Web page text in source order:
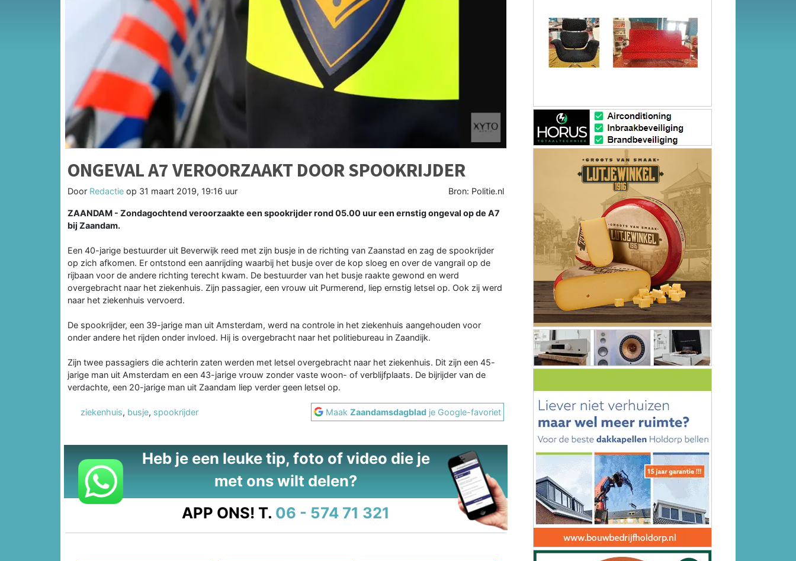
ONGEVAL A7 VEROORZAAKT DOOR SPOOKRIJDER
Door Redactie op 31 maart 2019, 19:16 uur Bron: Politie.nl
ZAANDAM - Zondagochtend veroorzaakte een spookrijder rond 05.00 uur een ernstig ongeval op de A7
bij Zaandam.
Een 40-jarige bestuurder uit Beverwijk reed met zijn busje in de richting van Zaanstad en zag de spookrijder
op zich afkomen. Er ontstond een aanrijding waarbij het busje over de kop sloeg en over de vangrail op de
rijbaan voor de andere richting terecht kwam. De bestuurder van het busje raakte gewond en werd
overgebracht naar het ziekenhuis. Zijn passagier, een vrouw uit Purmerend, liep ernstig letsel op. Ook zij werd
naar het ziekenhuis vervoerd.
De spookrijder, een 39-jarige man uit Amsterdam, werd na controle in het ziekenhuis aangehouden voor
onder andere het rijden onder invloed. Hij is overgebracht naar het politiebureau in Zaandijk.
Zijn twee passagiers die achterin zaten werden met letsel overgebracht naar het ziekenhuis. Dit zijn een 45-
jarige man uit Amsterdam en een 43-jarige vrouw zonder vaste woon- of verblijfplaats. De bijrijder van de
verdachte, een 20-jarige man uit Zaandam liep verder geen letsel op.
ziekenhuis, busje, spookrijder MaakZaandamsdagblad je Google-favoriet
Heb je een leuke tip, foto of video die je
met ons wilt delen?
APP ONS! T. 06 - 574 71 321